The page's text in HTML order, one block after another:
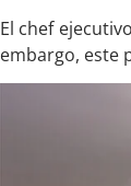
El chef
embargo, este